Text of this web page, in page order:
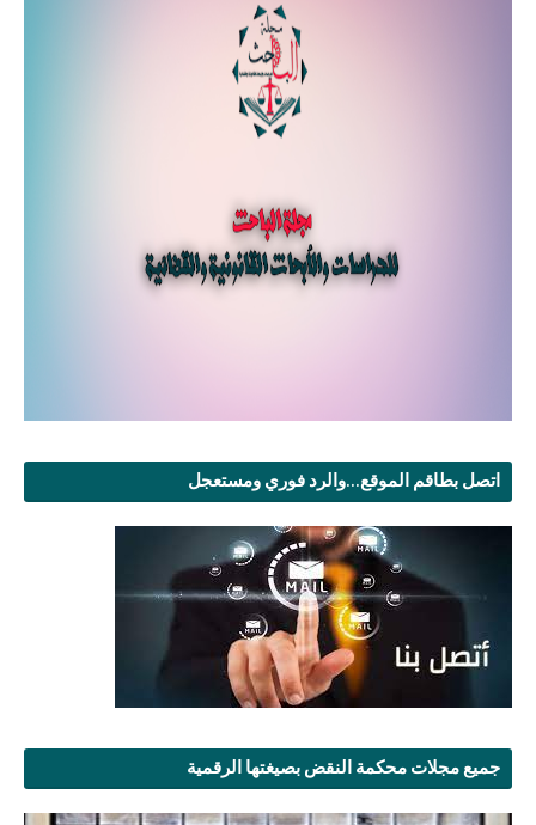
اتصل بطاقم الموقع...والرد فوري ومستعجل
جميع مجلات محكمة النقض بصيغتها الرقمية